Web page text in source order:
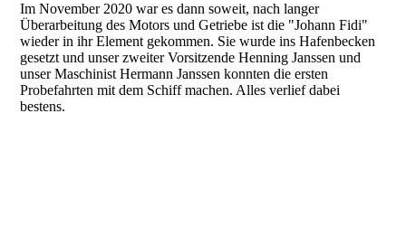
Im November 2020 war es dann soweit, nach langer
Überarbeitung des Motors und Getriebe ist die "Johann Fidi"
wieder in ihr Element gekommen. Sie wurde ins Hafenbecken
gesetzt und unser zweiter Vorsitzende Henning Janssen und
unser Maschinist Hermann Janssen konnten die ersten
Probefahrten mit dem Schiff machen. Alles verlief dabei
bestens.